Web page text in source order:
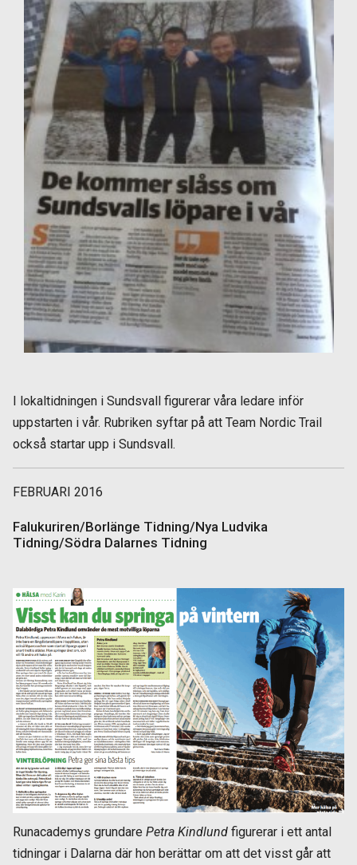
I lokaltidningen i Sundsvall figurerar våra ledare inför
uppstarten i vår. Rubriken syftar på att Team Nordic Trail
också startar upp i Sundsvall.
FEBRUARI 2016
Falukuriren/Borlänge Tidning/Nya Ludvika
Tidning/Södra Dalarnes Tidning
Runacademys grundare Petra Kindlund figurerar i ett antal
tidningar i Dalarna där hon berättar om att det visst går att